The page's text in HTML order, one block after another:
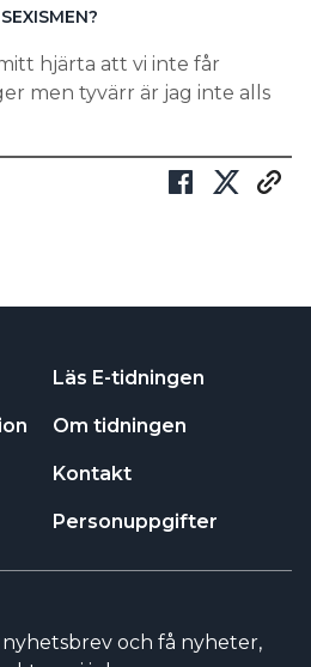
hjärta att vi inte får
men tyvärr är jag inte alls
Läs E-tidningen
Om tidningen
Kontakt
Personuppgifter
och få nyheter,